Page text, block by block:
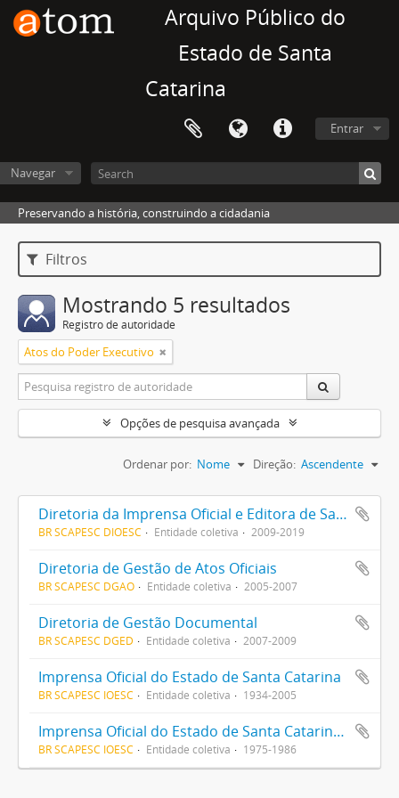
Arquivo Público do
Estado de Santa
Catarina
Entrar
Navegar
Preservando a história, construindo a cidadania
Filtros
Mostrando 5 resultados
Registro de autoridade
Atos do Poder Executivo
Opções de pesquisa avançada
Ordenar por: Nome Direção: Ascendente
Diretoria da Imprensa Oficial e Editora de Santa Catarina
BR SCAPESC DIOESC Entidade coletiva 2009-2019
Diretoria de Gestão de Atos Oficiais
BR SCAPESC DGAO Entidade coletiva 2005-2007
Diretoria de Gestão Documental
BR SCAPESC DGED Entidade coletiva 2007-2009
Imprensa Oficial do Estado de Santa Catarina
BR SCAPESC IOESC Entidade coletiva 1934-2005
Imprensa Oficial do Estado de Santa Catarina S/A
BR SCAPESC IOESC Entidade coletiva 1975-1986